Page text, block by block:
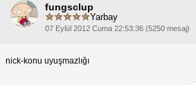
fungsclup
Yarbay
07 Eylül 2012 Cuma 22:53:36 (5250 mesaj)
nick-konu uyuşmazlığı